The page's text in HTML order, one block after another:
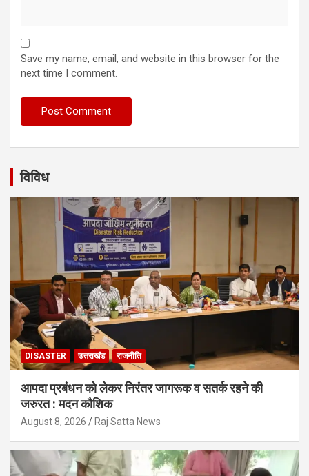
Save my name, email, and website in this browser for the
next time I comment.
विविध
DISASTER उत्तराखंड राजनीति
आपदा प्रबंधन को लेकर निरंतर जागरूक व सतर्क रहने की
जरुरत : मदन कौशिक
August 8, 2026 Raj Satta News